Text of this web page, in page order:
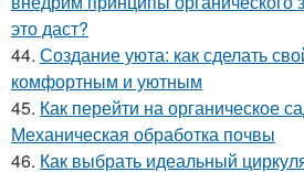
это даст?
44. Создание уюта: как сделать
комфортным и уютным
45. Как перейти на органическое
Механическая обработка почвы
46. Как выбрать идеальный